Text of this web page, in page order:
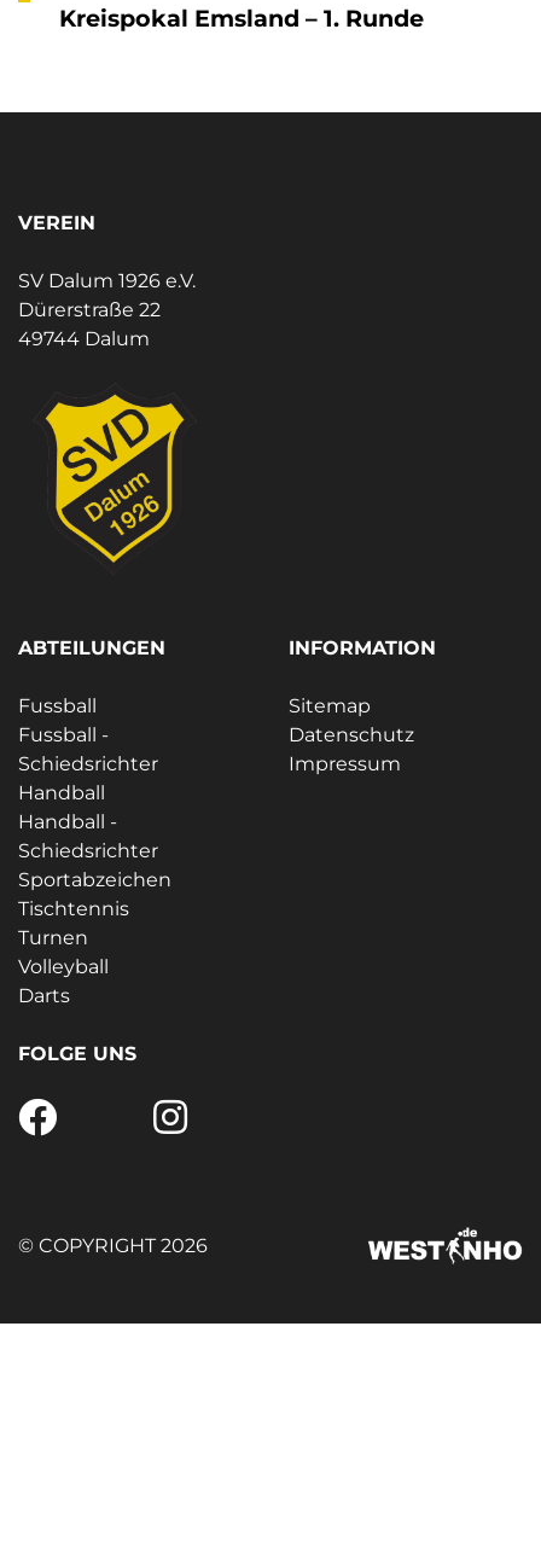
Kreispokal Emsland – 1. Runde
VEREIN
SV Dalum 1926 e.V.
Dürerstraße 22
49744 Dalum
ABTEILUNGEN
Fussball
Fussball -
Schiedsrichter
Handball
Handball -
Schiedsrichter
Sportabzeichen
Tischtennis
Turnen
Volleyball
Darts
INFORMATION
Sitemap
Datenschutz
Impressum
FOLGE UNS
© COPYRIGHT 2026